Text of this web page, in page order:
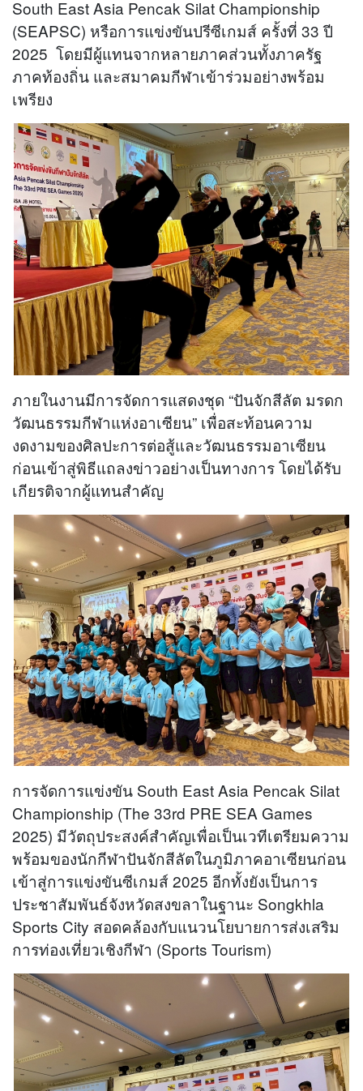
South East Asia Pencak Silat Championship
(SEAPSC) หรือการแข่งขันปรีซีเกมส์ ครั้งที่ 33 ปี
2025 โดยมีผู้แทนจากหลายภาคส่วนทั้งภาครัฐ
ภาคท้องถิ่น และสมาคมกีฬาเข้าร่วมอย่างพร้อม
เพรียง
ภายในงานมีการจัดการแสดงชุด “ปันจักสีลัต มรดก
วัฒนธรรมกีฬาแห่งอาเซียน” เพื่อสะท้อนความ
งดงามของศิลปะการต่อสู้และวัฒนธรรมอาเซียน
ก่อนเข้าสู่พิธีแถลงข่าวอย่างเป็นทางการ โดยได้รับ
เกียรติจากผู้แทนสำคัญ
การจัดการแข่งขัน South East Asia Pencak Silat
Championship (The 33rd PRE SEA Games
2025) มีวัตถุประสงค์สำคัญเพื่อเป็นเวทีเตรียมความ
พร้อมของนักกีฬาปันจักสีลัตในภูมิภาคอาเซียนก่อน
เข้าสู่การแข่งขันซีเกมส์ 2025 อีกทั้งยังเป็นการ
ประชาสัมพันธ์จังหวัดสงขลาในฐานะ Songkhla
Sports City สอดคล้องกับแนวนโยบายการส่งเสริม
การท่องเที่ยวเชิงกีฬา (Sports Tourism)